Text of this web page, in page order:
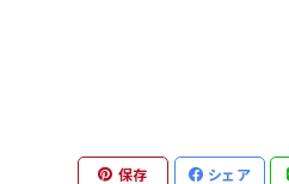
保存 シェア